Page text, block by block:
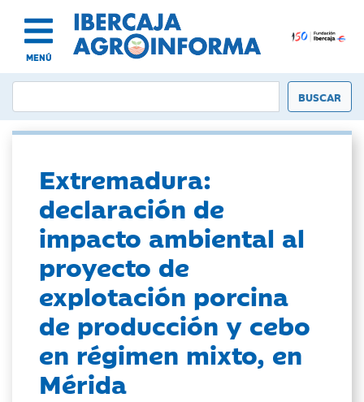
MENÚ
Extremadura:
declaración de
impacto ambiental al
proyecto de
explotación porcina
de producción y cebo
en régimen mixto, en
Mérida